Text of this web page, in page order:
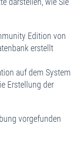
Edition von
erstellt
auf dem System
Erstellung der
vorgefunden